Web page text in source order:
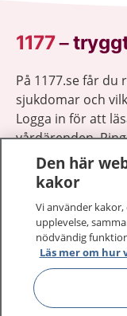
1177–
På 1177.se får
sjukdomar och
Logga in för att
vårdärenden.
1177 ger dig råd
1177 på flera språk
Den här
kakor
Vi använder
upplevelse,
nödvändig
Läs mer om hur